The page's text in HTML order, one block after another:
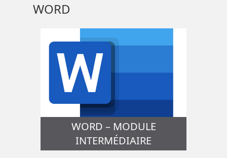
WORD
WORD – MODULE
INTERMÉDIAIRE